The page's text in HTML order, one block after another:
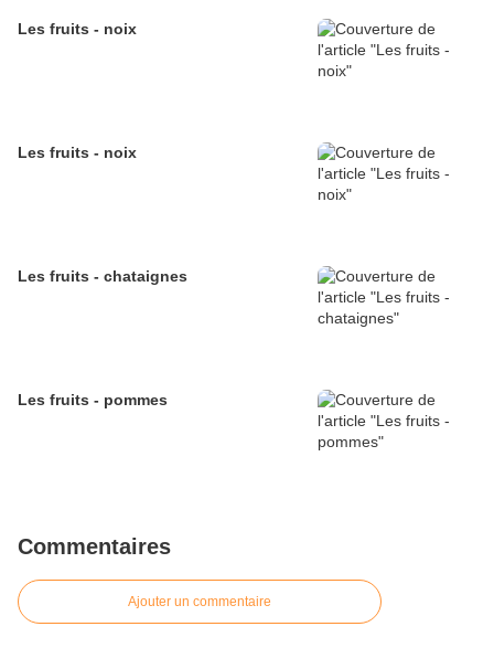
Les fruits - noix
Les fruits - noix
Les fruits - chataignes
Les fruits - pommes
Commentaires
Ajouter un commentaire